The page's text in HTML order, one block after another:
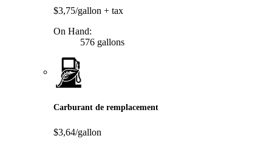
$3,75/gallon + tax
On Hand:
576 gallons
Carburant de remplacement
$3,64/gallon